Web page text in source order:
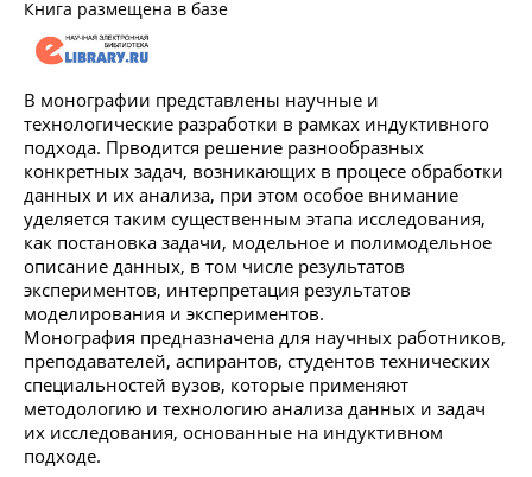
Книга размещена в базе
В монографии представлены научные и
технологические разработки в рамках индуктивного
подхода. Прводится решение разнообразных
конкретных задач, возникающих в процесе обработки
данных и их анализа, при этом особое внимание
уделяется таким существенным этапа исследования,
как постановка задачи, модельное и полимодельное
описание данных, в том числе результатов
экспериментов, интерпретация результатов
моделирования и экспериментов.
Монография предназначена для научных работников,
преподавателей, аспирантов, студентов технических
специальностей вузов, которые применяют
методологию и технологию анализа данных и задач
их исследования, основанные на индуктивном
подходе.